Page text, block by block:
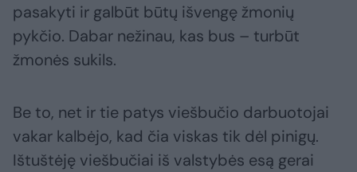
pasakyti ir galbūt būtų išvengę žmonių
pykčio. Dabar nežinau, kas bus – turbūt
žmonės sukils.
Be to, net ir tie patys viešbučio darbuotojai
vakar kalbėjo, kad čia viskas tik dėl pinigų.
Ištuštėję viešbučiai iš valstybės esą gerai